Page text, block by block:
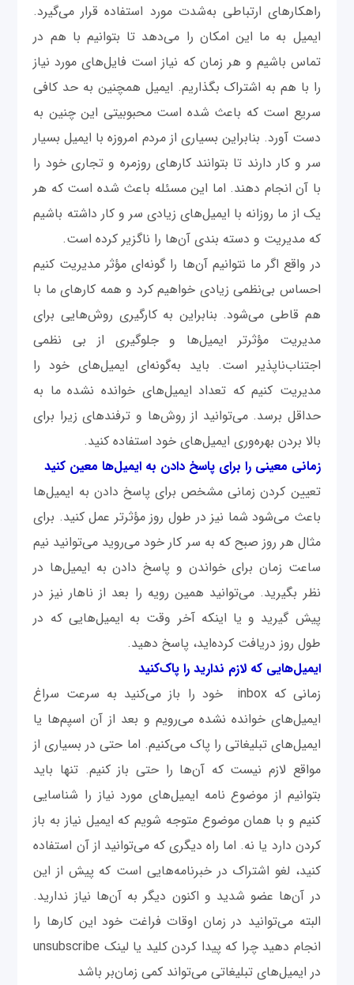
راهکارهای ارتباطی به‌شدت مورد استفاده قرار می‌گیرد.
ایمیل به ما این امکان را می‌دهد تا بتوانیم با هم در
تماس باشیم و هر زمان که نیاز است فایل‌های مورد نیاز
را با هم به اشتراک بگذاریم. ایمیل همچنین به حد کافی
سریع است که باعث شده است محبوبیتی این چنین به
دست آورد. بنابراین بسیاری از مردم امروزه با ایمیل بسیار
سر و کار دارند تا بتوانند کارهای روزمره و تجاری خود را
با آن انجام دهند. اما این مسئله باعث شده است که هر
یک از ما روزانه با ایمیل‌های زیادی سر و کار داشته باشیم
که مدیریت و دسته بندی آن‌ها را ناگزیر کرده است.
در واقع اگر ما نتوانیم آن‌ها را گونه‌ای مؤثر مدیریت کنیم
احساس بی‌نظمی زیادی خواهیم کرد و همه کارهای ما با
هم قاطی می‌شود. بنابراین به کارگیری روش‌هایی برای
مدیریت مؤثرتر ایمیل‌ها و جلوگیری از بی نظمی
اجتناب‌ناپذیر است. باید به‌گونه‌ای ایمیل‌های خود را
مدیریت کنیم که تعداد ایمیل‌های خوانده نشده ما به
حداقل برسد. می‌توانید از روش‌ها و ترفندهای زیرا برای
بالا بردن بهره‌وری ایمیل‌های خود استفاده کنید.
زمانی معینی را برای پاسخ دادن به ایمیل‌ها معین کنید
تعیین کردن زمانی مشخص برای پاسخ دادن به ایمیل‌ها
باعث می‌شود شما نیز در طول روز مؤثرتر عمل کنید. برای
مثال هر روز صبح که به سر کار خود می‌روید می‌توانید نیم
ساعت زمان ‌برای خواندن و پاسخ دادن به ایمیل‌ها در
نظر بگیرید. می‌توانید همین رویه را بعد از ناهار نیز در
پیش گیرید و یا اینکه آخر وقت به ایمیل‌هایی که در
طول روز دریافت کرده‌اید، پاسخ دهید.
ایمیل‌هایی که لازم ندارید را پاک‌کنید
زمانی که inbox خود را باز می‌کنید به سرعت سراغ
ایمیل‌های خوانده نشده می‌رویم و بعد از آن اسپم‌ها یا
ایمیل‌های تبلیغاتی را پاک می‌کنیم. اما حتی در بسیاری از
مواقع لازم نیست که آن‌ها را حتی باز کنیم. تنها باید
بتوانیم از موضوع نامه ایمیل‌های مورد نیاز را شناسایی
کنیم و با همان موضوع متوجه شویم که ایمیل نیاز به باز
کردن دارد یا نه. اما راه دیگری که می‌توانید از آن استفاده
کنید، لغو اشتراک در خبرنامه‌هایی است که پیش از این
در آن‌ها عضو شدید و اکنون دیگر به آن‌ها نیاز ندارید.
البته می‌توانید در زمان اوقات فراغت خود این کارها را
انجام دهید چرا که پیدا کردن کلید یا لینک unsubscribe
در ایمیل‌های تبلیغاتی می‌تواند کمی زمان‌بر باشد